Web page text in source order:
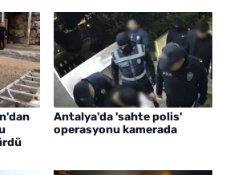
Antalya'da 'sahte polis'
operasyonu kamerada